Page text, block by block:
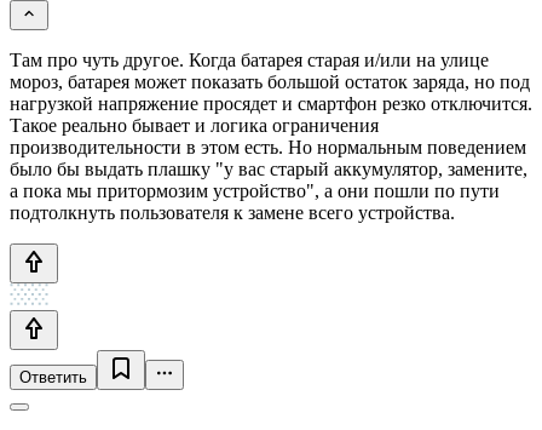
Там про чуть другое. Когда батарея старая и/или на улице
мороз, батарея может показать большой остаток заряда, но под
нагрузкой напряжение просядет и смартфон резко отключится.
Такое реально бывает и логика ограничения
производительности в этом есть. Но нормальным поведением
было бы выдать плашку "у вас старый аккумулятор, замените,
а пока мы притормозим устройство", а они пошли по пути
подтолкнуть пользователя к замене всего устройства.
Ответить